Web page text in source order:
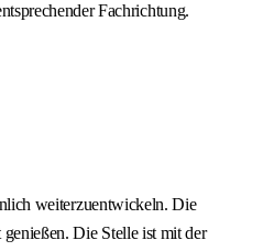
Fachrichtung.
weiterzuentwickeln. Die
Die Stelle ist mit der